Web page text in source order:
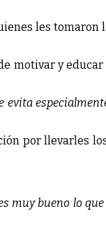
les
motivar y educar
por llevarles
muy bueno lo